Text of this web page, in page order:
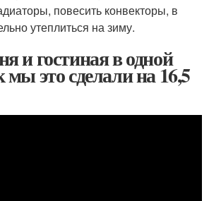
повесить конвекторы, в
утеплиться на зиму.
и гостиная в одной
это сделали на 16,5